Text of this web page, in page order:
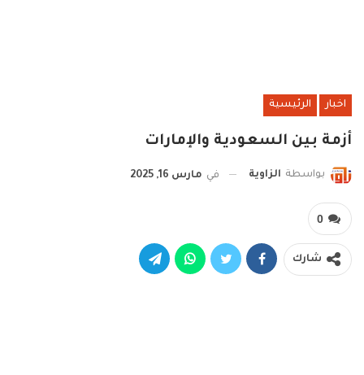
اخبار الرئيسية
أزمة بين السعودية والإمارات
بواسطة الزاوية في مارس 16, 2025
0
شارك